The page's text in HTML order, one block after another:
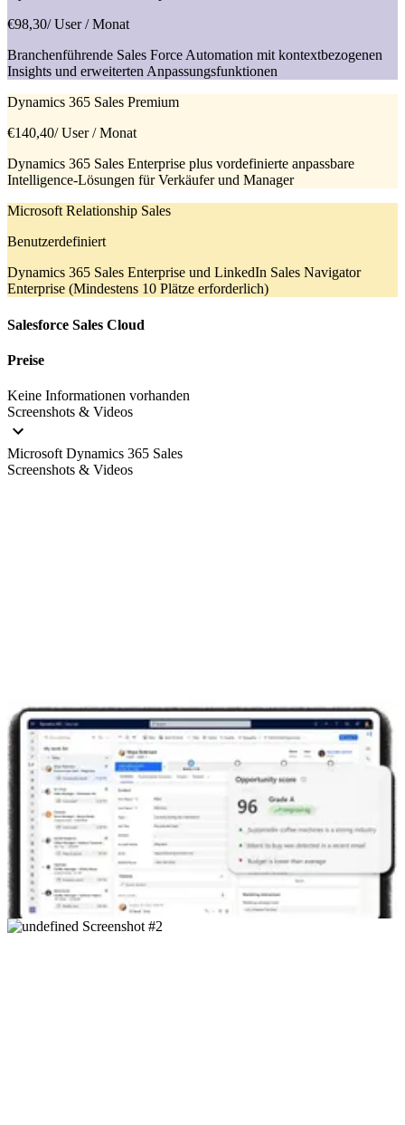
€98,30/ User / Monat
Branchenführende Sales Force Automation mit kontextbezogenen
Insights und erweiterten Anpassungsfunktionen
Dynamics 365 Sales Premium
€140,40/ User / Monat
Dynamics 365 Sales Enterprise plus vordefinierte anpassbare
Intelligence-Lösungen für Verkäufer und Manager
Microsoft Relationship Sales
Benutzerdefiniert
Dynamics 365 Sales Enterprise und LinkedIn Sales Navigator
Enterprise (Mindestens 10 Plätze erforderlich)
Salesforce Sales Cloud
Preise
Keine Informationen vorhanden
Screenshots & Videos
Microsoft Dynamics 365 Sales
Screenshots & Videos